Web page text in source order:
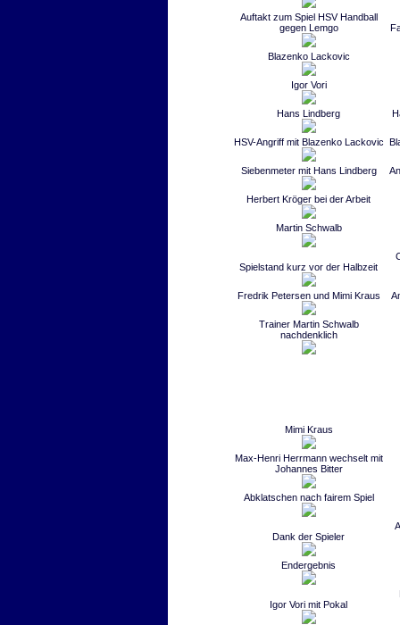
Auftakt zum Spiel HSV Handball
gegen Lemgo
Blazenko Lackovic
Igor Vori
Hans Lindberg
HSV-Angriff mit Blazenko Lackovic
Siebenmeter mit Hans Lindberg
Herbert Kröger bei der Arbeit
Martin Schwalb
Spielstand kurz vor der Halbzeit
Fredrik Petersen und Mimi Kraus
Trainer Martin Schwalb
nachdenklich
Mimi Kraus
Max-Henri Herrmann wechselt mit
Johannes Bitter
Abklatschen nach fairem Spiel
Dank der Spieler
Endergebnis
Igor Vori mit Pokal